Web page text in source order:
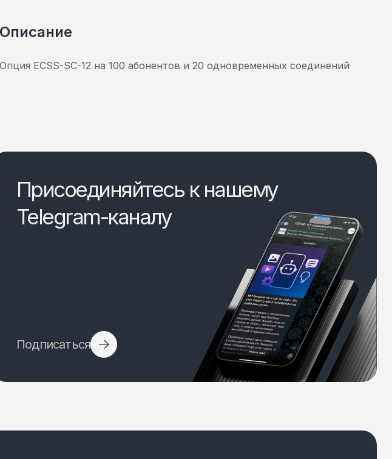
Описание
Опция ECSS-SС-12 на 100 абонентов и 20 одновременных соединений
Присоединяйтесь к нашему
Telegram-каналу
Подписаться